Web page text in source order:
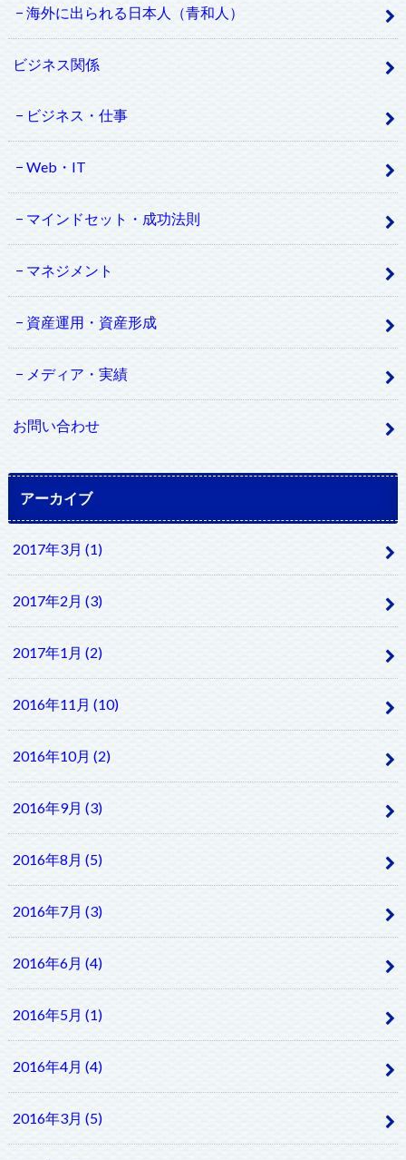
海外に出られる日本人（青和人）
ビジネス関係
ビジネス・仕事
Web・IT
マインドセット・成功法則
マネジメント
資産運用・資産形成
メディア・実績
お問い合わせ
アーカイブ
2017年3月 (1)
2017年2月 (3)
2017年1月 (2)
2016年11月 (10)
2016年10月 (2)
2016年9月 (3)
2016年8月 (5)
2016年7月 (3)
2016年6月 (4)
2016年5月 (1)
2016年4月 (4)
2016年3月 (5)